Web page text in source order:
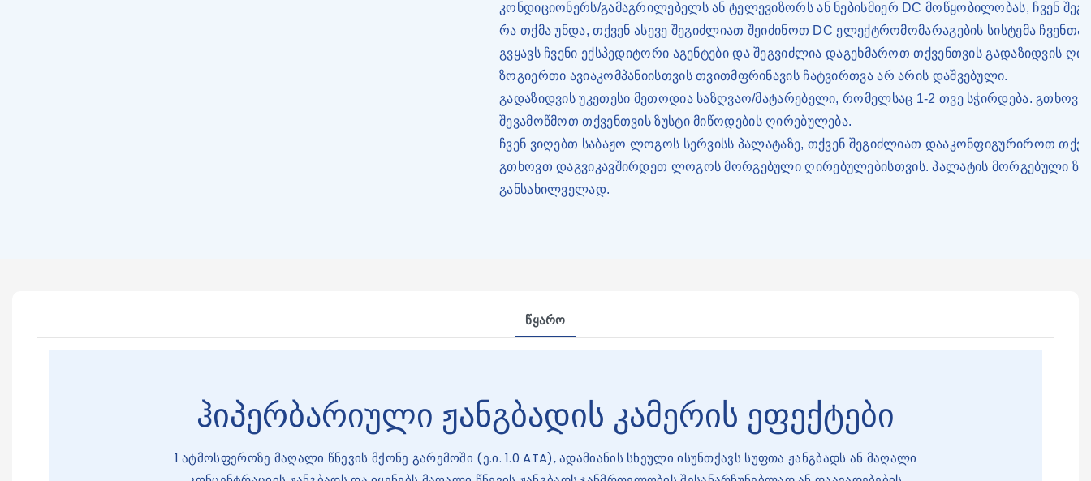
კონდიციონერს/გამაგრილებელს ან ტელევიზორს ან ნებისმიერ DC მოწყობილობას, ჩვენ
რა თქმა უნდა, თქვენ ასევე შეგიძლიათ შეიძინოთ DC ელექტრომომარაგების სისტემა
გვყავს ჩვენი ექსპედიტორი აგენტები და შეგვიძლია დაგეხმაროთ თქვენთვის გადაზიდვის
ზოგიერთი ავიაკომპანიისთვის თვითმფრინავის ჩატვირთვა არ არის დაშვებული.
გადაზიდვის უკეთესი მეთოდია საზღვაო/მატარებელი, რომელსაც 1-2 თვე სჭირდება.
შევამოწმოთ თქვენთვის ზუსტი მიწოდების ღირებულება.
ჩვენ ვიღებთ საბაჟო ლოგოს სერვისს პალატაზე, თქვენ შეგიძლიათ დააკონფიგურიროთ
გთხოვთ დაგვიკავშირდეთ ლოგოს მორგებული ღირებულებისთვის. პალატის მორგებული
განსახილველად.
Წყარო
ჰიპერბარიული ჟანგბადის კამერის ეფექტები
1 ატმოსფეროზე მაღალი წნევის მქონე გარემოში (ე.ი. 1.0 ATA), ადამიანის სხეული ისუნთქავს სუფთა ჟანგბადს ან მაღალი